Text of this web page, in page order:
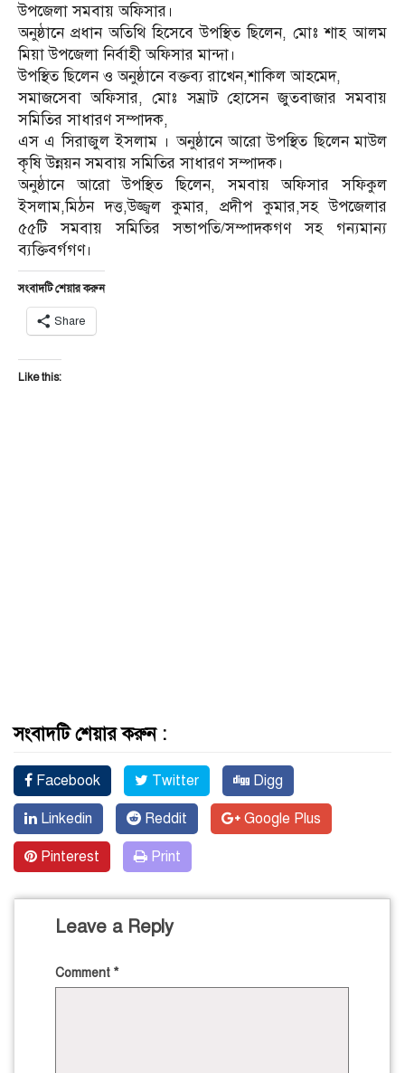
উপজেলা সমবায় অফিসার।
অনুষ্ঠানে প্রধান অতিথি হিসেবে উপস্থিত ছিলেন, মোঃ শাহ আলম
মিয়া উপজেলা নির্বাহী অফিসার মান্দা।
উপস্থিত ছিলেন ও অনুষ্ঠানে বক্তব্য রাখেন,শাকিল আহমেদ,
সমাজসেবা অফিসার, মোঃ সম্রাট হোসেন জুতবাজার সমবায়
সমিতির সাধারণ সম্পাদক,
এস এ সিরাজুল ইসলাম । অনুষ্ঠানে আরো উপস্থিত ছিলেন মাউল
কৃষি উন্নয়ন সমবায় সমিতির সাধারণ সম্পাদক।
অনুষ্ঠানে আরো উপস্থিত ছিলেন, সমবায় অফিসার সফিকুল
ইসলাম,মিঠন দত্ত,উজ্জ্বল কুমার, প্রদীপ কুমার,সহ উপজেলার
৫৫টি সমবায় সমিতির সভাপতি/সম্পাদকগণ সহ গন্যমান্য
ব্যক্তিবর্গগণ।
সংবাদটি শেয়ার করুন
Share
Like this:
সংবাদটি শেয়ার করুন :
Facebook Twitter Digg
Linkedin Reddit Google Plus
Pinterest Print
Leave a Reply
Comment *